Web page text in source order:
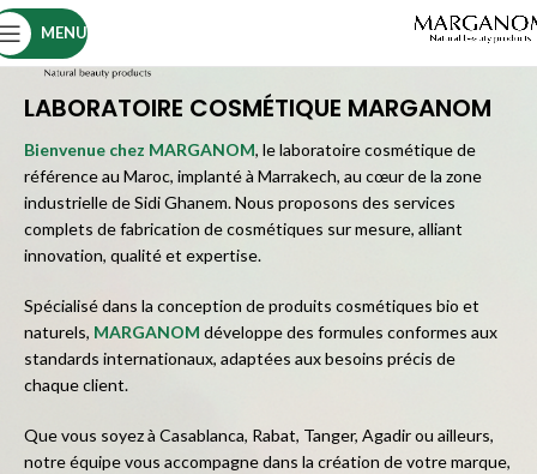
MENU
LABORATOIRE COSMÉTIQUE MARGANOM
Bienvenue chez MARGANOM, le laboratoire cosmétique de
référence au Maroc, implanté à Marrakech, au cœur de la zone
industrielle de Sidi Ghanem. Nous proposons des services
complets de fabrication de cosmétiques sur mesure, alliant
innovation, qualité et expertise.
Spécialisé dans la conception de produits cosmétiques bio et
naturels, MARGANOM développe des formules conformes aux
standards internationaux, adaptées aux besoins précis de
chaque client.
Que vous soyez à Casablanca, Rabat, Tanger, Agadir ou ailleurs,
notre équipe vous accompagne dans la création de votre marque,